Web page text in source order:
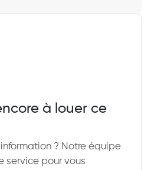
à louer ce
information ? Notre équipe
service pour vous